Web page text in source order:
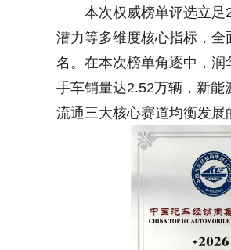
本次权威榜单评选立
潜力等多维度核心指标，
名。在本次榜单角逐中，
手车销量达2.52万辆，新
流通三大核心赛道均衡发展